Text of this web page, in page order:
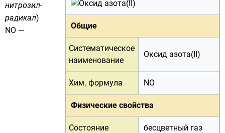
Общие
Систематическое
наименование
Оксид азота(II)
Хим. формула NO
Физические свойства
Состояние бесцветный газ
нитрозил-
радикал)
NO —